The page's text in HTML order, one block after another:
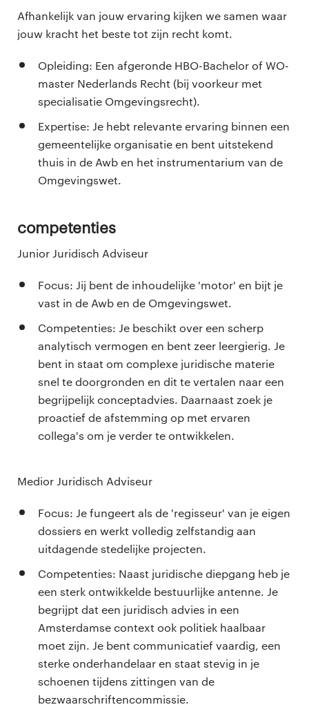
Afhankelijk van jouw ervaring kijken we samen waar
jouw kracht het beste tot zijn recht komt.
Opleiding: Een afgeronde HBO-Bachelor of WO-
master Nederlands Recht (bij voorkeur met
specialisatie Omgevingsrecht).
Expertise: Je hebt relevante ervaring binnen een
gemeentelijke organisatie en bent uitstekend
thuis in de Awb en het instrumentarium van de
Omgevingswet.
Competenties
​​​​​​Junior Juridisch Adviseur
Focus: Jij bent de inhoudelijke 'motor' en bijt je
vast in de Awb en de Omgevingswet.
Competenties: Je beschikt over een scherp
analytisch vermogen en bent zeer leergierig. Je
bent in staat om complexe juridische materie
snel te doorgronden en dit te vertalen naar een
begrijpelijk conceptadvies. Daarnaast zoek je
proactief de afstemming op met ervaren
collega's om je verder te ontwikkelen.
Medior Juridisch Adviseur
Focus: Je fungeert als de 'regisseur' van je eigen
dossiers en werkt volledig zelfstandig aan
uitdagende stedelijke projecten.
Competenties: Naast juridische diepgang heb je
een sterk ontwikkelde bestuurlijke antenne. Je
begrijpt dat een juridisch advies in een
Amsterdamse context ook politiek haalbaar
moet zijn. Je bent communicatief vaardig, een
sterke onderhandelaar en staat stevig in je
schoenen tijdens zittingen van de
bezwaarschriftencommissie.